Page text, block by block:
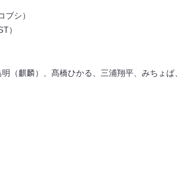
ブシ）
）
（麒麟）、髙橋ひかる、三浦翔平、みちょぱ、